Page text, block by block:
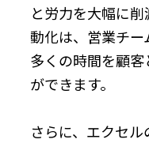
と労力を大幅に
動化は、営業チ
多くの時間を顧
ができます。
さらに、エクセル